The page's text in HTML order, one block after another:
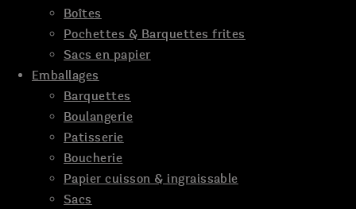
Boîtes
Pochettes & Barquettes frites
Sacs en papier
Emballages
Barquettes
Boulangerie
Patisserie
Boucherie
Papier cuisson & ingraissable
Sacs